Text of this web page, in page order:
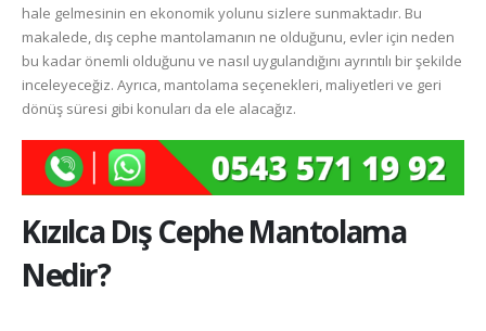
hale gelmesinin en ekonomik yolunu sizlere sunmaktadır. Bu
makalede, dış cephe mantolamanın ne olduğunu, evler için neden
bu kadar önemli olduğunu ve nasıl uygulandığını ayrıntılı bir şekilde
inceleyeceğiz. Ayrıca, mantolama seçenekleri, maliyetleri ve geri
dönüş süresi gibi konuları da ele alacağız.
KızılcaDış Cephe Mantolama
Nedir?